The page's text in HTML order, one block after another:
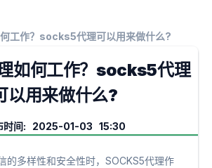
工作？socks5代理可以用来做什么?
如何工作？socks5代理
以用来做什么?
时间: 2025-01-03 15:30
的多样性和安全性时，SOCKS5代理作